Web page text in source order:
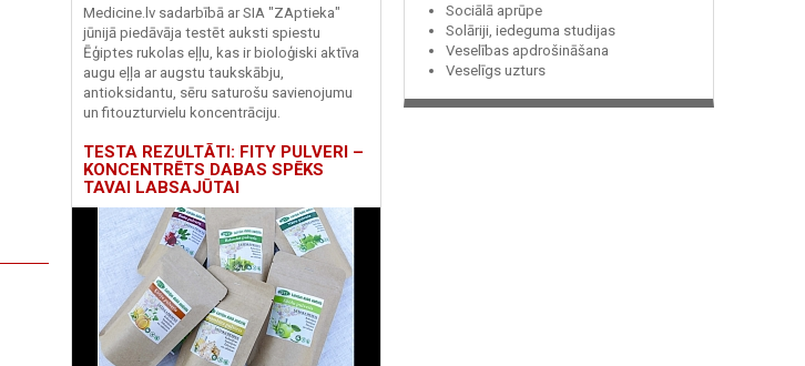
Medicine.lv sadarbībā ar SIA "ZAptieka"
jūnijā piedāvāja testēt auksti spiestu
Ēģiptes rukolas eļļu, kas ir bioloģiski aktīva
augu eļļa ar augstu taukskābju,
antioksidantu, sēru saturošu savienojumu
un fitouzturvielu koncentrāciju.
TESTA REZULTĀTI: FITY PULVERI –
KONCENTRĒTS DABAS SPĒKS
TAVAI LABSAJŪTAI
Sociālā aprūpe
Solāriji, iedeguma studijas
Veselības apdrošināšana
Veselīgs uzturs